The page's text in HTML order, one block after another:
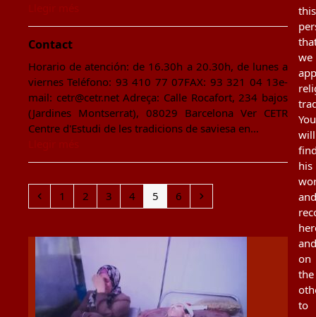
Contact
Horario de atención: de 16.30h a 20.30h, de lunes a
viernes Teléfono: 93 410 77 07FAX: 93 321 04 13e-
mail: cetr@cetr.net Adreça: Calle Rocafort, 234 bajos
(Jardines Montserrat), 08029 Barcelona Ver CETR
Centre d'Estudi de les tradicions de saviesa en…
Previous
Page
1 Page
2 Page
3 Page
4 Page
5 Page
6 Next
this
we
You
will
his
and
and
on
the
to